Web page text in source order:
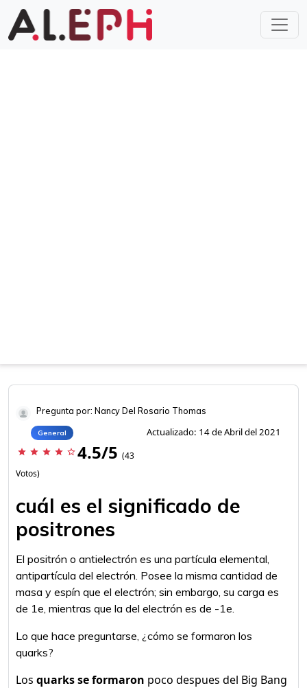
Pregunta por: Nancy Del Rosario Thomas
General Actualizado: 14 de Abril del 2021
star star star star star_border 4.5/5 (43
Votos)
cuál es el significado de
positrones
El positrón o antielectrón es una partícula elemental,
antipartícula del electrón. Posee la misma cantidad de
masa y espín que el electrón; sin embargo, su carga es
de 1e, mientras que la del electrón es de -1e.
Lo que hace preguntarse, ¿cómo se formaron los
quarks?
Los quarks se formaron poco despues del Big Bang